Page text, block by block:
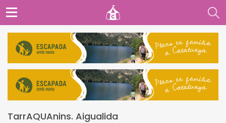
TarrAQUAnins. Aigualida